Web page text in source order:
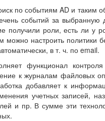
по событиям AD и таким
событий за
получили роли, есть ли у
настроить политики
в т. ч. по email.
функционал
к журналам файловых
добавляет к
учетных записей,
и пр. В сумме эти